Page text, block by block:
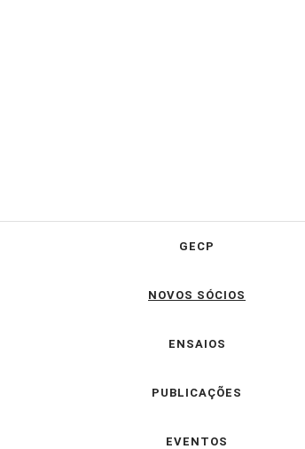
GECP
NOVOS SÓCIOS
ENSAIOS
PUBLICAÇÕES
EVENTOS